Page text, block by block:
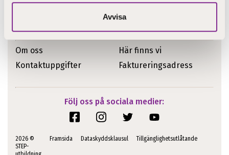
Avvisa
Snabblänkar
Om oss
Kontaktuppgifter
Här finns vi
Faktureringsadress
Följ oss på sociala medier:
2026 ©
STEP-
Framsida Dataskyddsklausul Tillgänglighetsutlåtande